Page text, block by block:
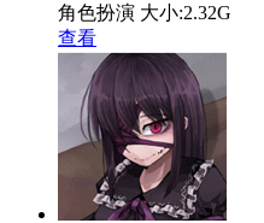
角色扮演 大小:2.32G
查看